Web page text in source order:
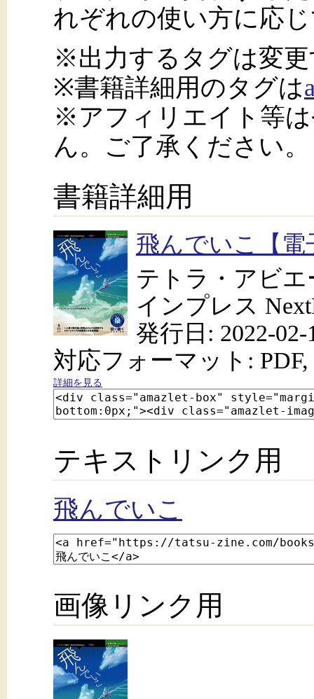
れぞれの使い方に応
※出力するタグは変
※書籍詳細用のタグは
※アフィリエイト等
ん。ご了承ください。
書籍詳細用
飛んでいこ【電
テトラ・アビ
インプレス
発行日: 2022-02-
対応フォーマット: PDF,
詳細を見る
テキストリンク用
飛んでいこ
画像リンク用